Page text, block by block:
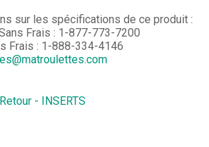
sur les spécifications de ce produit :
Frais : 1-877-773-7200
Frais : 1-888-334-4146
Retour - INSERTS